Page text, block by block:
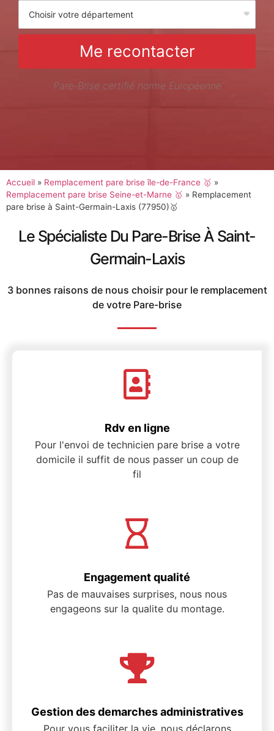
Me recontacter
Pare-Brise certifié norme Européenne
Accueil » Remplacement pare brise île-de-France 🥇 »
Remplacement pare brise Seine-et-Marne 🥇 » Remplacement
pare brise à Saint-Germain-Laxis (77950)🥇
Le Spécialiste Du Pare-Brise À Saint-
Germain-Laxis
3 bonnes raisons de nous choisir pour le remplacement
de votre Pare-brise
Rdv en ligne
Pour l'envoi de technicien pare brise a votre
domicile il suffit de nous passer un coup de
fil
Engagement qualité
Pas de mauvaises surprises, nous nous
engageons sur la qualite du montage.
Gestion des demarches administratives
Pour vous faciliter la vie, nous déclarons